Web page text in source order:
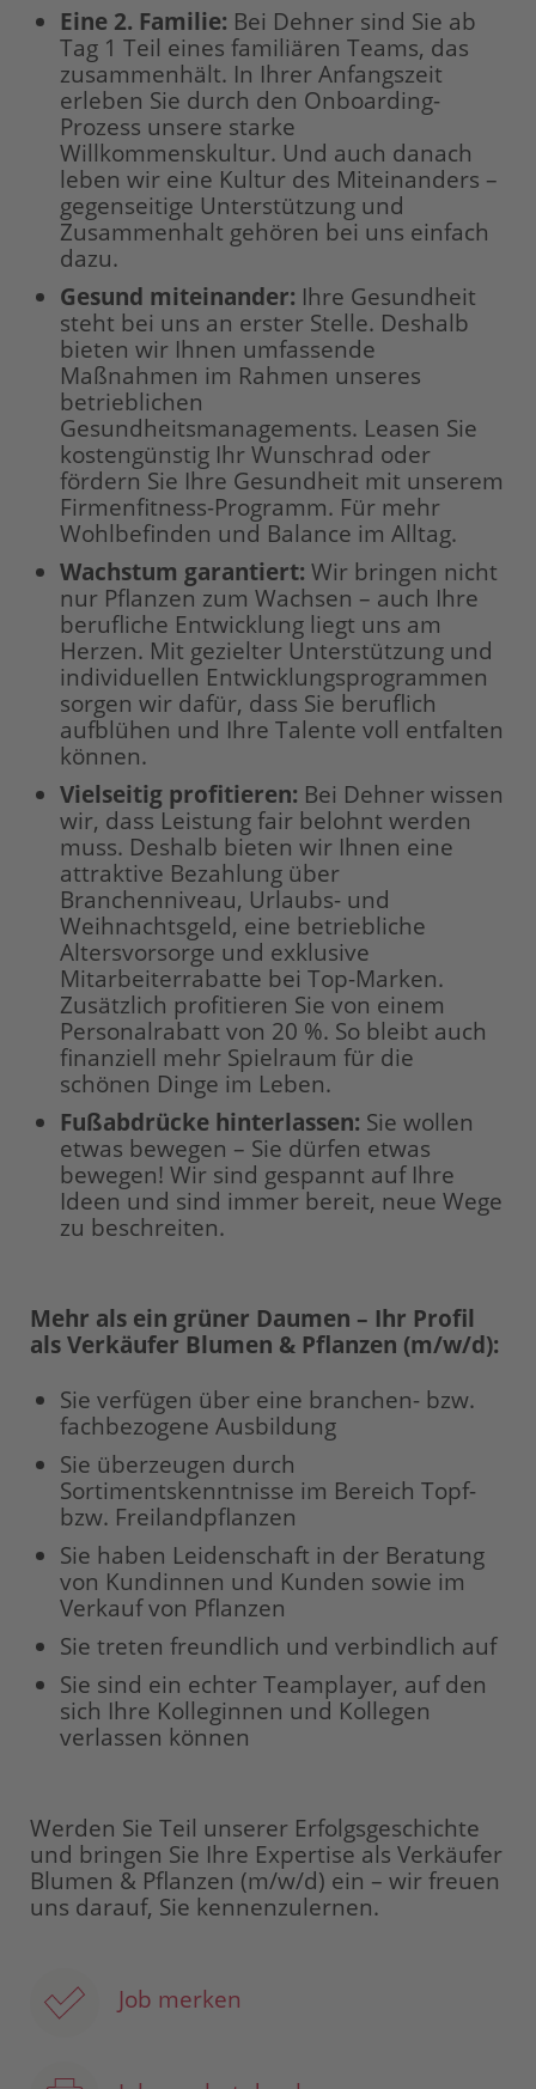
Eine 2. Familie: Bei Dehner sind Sie ab
Tag 1 Teil eines familiären Teams, das
zusammenhält. In Ihrer Anfangszeit
erleben Sie durch den Onboarding-
Prozess unsere starke
Willkommenskultur. Und auch danach
leben wir eine Kultur des Miteinanders –
gegenseitige Unterstützung und
Zusammenhalt gehören bei uns einfach
dazu.
Gesund miteinander: Ihre Gesundheit
steht bei uns an erster Stelle. Deshalb
bieten wir Ihnen umfassende
Maßnahmen im Rahmen unseres
betrieblichen
Gesundheitsmanagements. Leasen Sie
kostengünstig Ihr Wunschrad oder
fördern Sie Ihre Gesundheit mit unserem
Firmenfitness-Programm. Für mehr
Wohlbefinden und Balance im Alltag.
Wachstum garantiert: Wir bringen nicht
nur Pflanzen zum Wachsen – auch Ihre
berufliche Entwicklung liegt uns am
Herzen. Mit gezielter Unterstützung und
individuellen Entwicklungsprogrammen
sorgen wir dafür, dass Sie beruflich
aufblühen und Ihre Talente voll entfalten
können.
Vielseitig profitieren: Bei Dehner wissen
wir, dass Leistung fair belohnt werden
muss. Deshalb bieten wir Ihnen eine
attraktive Bezahlung über
Branchenniveau, Urlaubs- und
Weihnachtsgeld, eine betriebliche
Altersvorsorge und exklusive
Mitarbeiterrabatte bei Top-Marken.
Zusätzlich profitieren Sie von einem
Personalrabatt von 20 %. So bleibt auch
finanziell mehr Spielraum für die
schönen Dinge im Leben.
Fußabdrücke hinterlassen: Sie wollen
etwas bewegen – Sie dürfen etwas
bewegen! Wir sind gespannt auf Ihre
Ideen und sind immer bereit, neue Wege
zu beschreiten.
Mehr als ein grüner Daumen – Ihr Profil
als Verkäufer Blumen & Pflanzen (m/w/d):
Sie verfügen über eine branchen- bzw.
fachbezogene Ausbildung
Sie überzeugen durch
Sortimentskenntnisse im Bereich Topf-
bzw. Freilandpflanzen
Sie haben Leidenschaft in der Beratung
von Kundinnen und Kunden sowie im
Verkauf von Pflanzen
Sie treten freundlich und verbindlich auf
Sie sind ein echter Teamplayer, auf den
sich Ihre Kolleginnen und Kollegen
verlassen können
Werden Sie Teil unserer Erfolgsgeschichte
und bringen Sie Ihre Expertise als Verkäufer
Blumen & Pflanzen (m/w/d) ein – wir freuen
uns darauf, Sie kennenzulernen.
Job merken